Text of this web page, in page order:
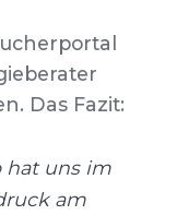
Das Fazit:
hat uns im
am